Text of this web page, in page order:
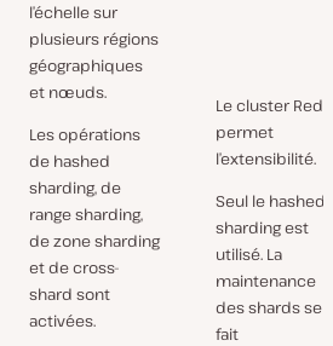
l’échelle sur
plusieurs régions
géographiques
et nœuds.
Les opérations
de hashed
sharding, de
range sharding,
de zone sharding
et de cross-
shard sont
activées.
Le cluster
permet
l’extensibilité.
Seul le hashed
sharding est
utilisé. La
maintenance
des shards se
fait